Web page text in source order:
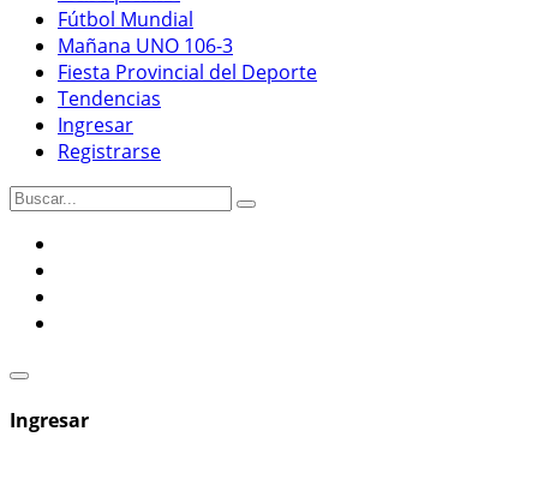
Fútbol Mundial
Mañana UNO 106-3
Fiesta Provincial del Deporte
Tendencias
Ingresar
Registrarse
Ingresar